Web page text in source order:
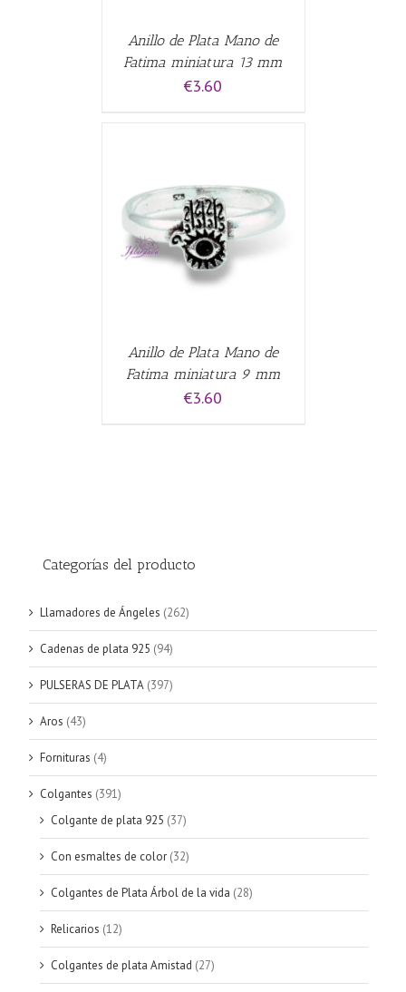
Anillo de Plata Mano de
Fatima miniatura 13 mm
€3.60
Anillo de Plata Mano de
Fatima miniatura 9 mm
€3.60
Categorías del producto
Llamadores de Ángeles (262)
Cadenas de plata 925 (94)
PULSERAS DE PLATA (397)
Aros (43)
Fornituras (4)
Colgantes (391)
Colgante de plata 925 (37)
Con esmaltes de color (32)
Colgantes de Plata Árbol de la vida (28)
Relicarios (12)
Colgantes de plata Amistad (27)